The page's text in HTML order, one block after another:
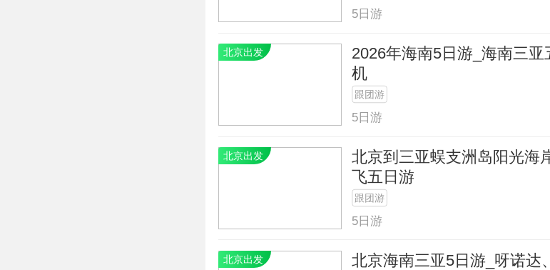
5日游
北京出发
2026年海南5日游_海南三
机
跟团游
5日游
北京出发
北京到三亚蜈支洲岛阳光海
飞五日游
跟团游
5日游
北京出发
北京海南三亚5日游_呀诺达